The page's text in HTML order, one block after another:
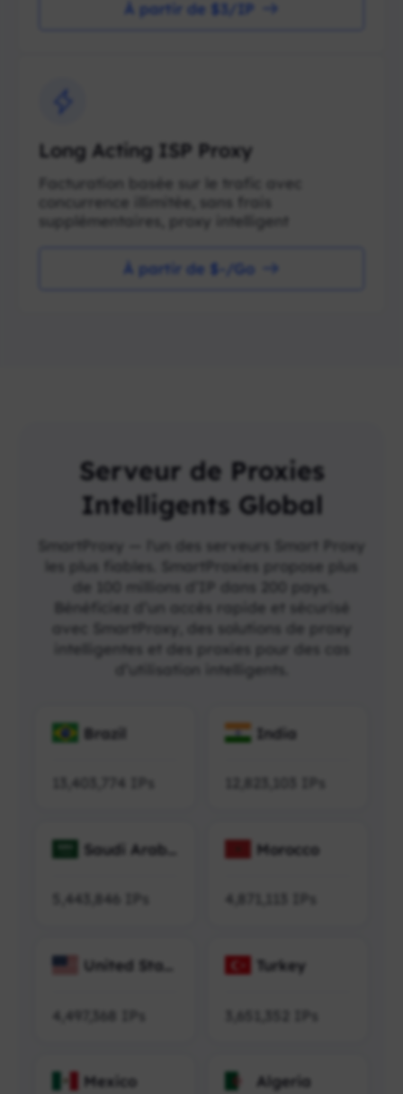
À partir de $3/IP
Long Acting ISP Proxy
Facturation basée sur le trafic avec
concurrence illimitée, sans frais
supplémentaires, proxy intelligent
À partir de $-/Go
Serveur de Proxies
Intelligents Global
SmartProxy — l'un des serveurs Smart Proxy
les plus fiables. SmartProxies propose plus
de 100 millions d’IP dans 200 pays.
Bénéficiez d’un accès rapide et sécurisé
avec SmartProxy, des solutions de proxy
intelligentes et des proxies pour des cas
d’utilisation intelligents.
Brazil
13,403,774
India
Saudi Arabi
5,443,846
Morocco
4,871,113
United Stat
4,497,368
Turkey
Mexico Algeria